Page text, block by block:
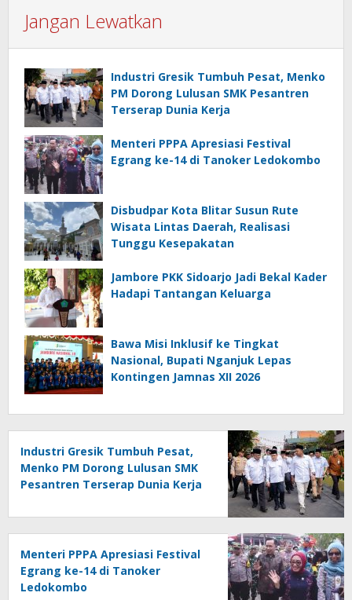
Jangan Lewatkan
Industri Gresik Tumbuh Pesat, Menko
PM Dorong Lulusan SMK Pesantren
Terserap Dunia Kerja
Menteri PPPA Apresiasi Festival
Egrang ke-14 di Tanoker Ledokombo
Disbudpar Kota Blitar Susun Rute
Wisata Lintas Daerah, Realisasi
Tunggu Kesepakatan
Jambore PKK Sidoarjo Jadi Bekal Kader
Hadapi Tantangan Keluarga
Bawa Misi Inklusif ke Tingkat
Nasional, Bupati Nganjuk Lepas
Kontingen Jamnas XII 2026
Industri Gresik Tumbuh Pesat,
Menko PM Dorong Lulusan SMK
Pesantren Terserap Dunia Kerja
Menteri PPPA Apresiasi Festival
Egrang ke-14 di Tanoker
Ledokombo